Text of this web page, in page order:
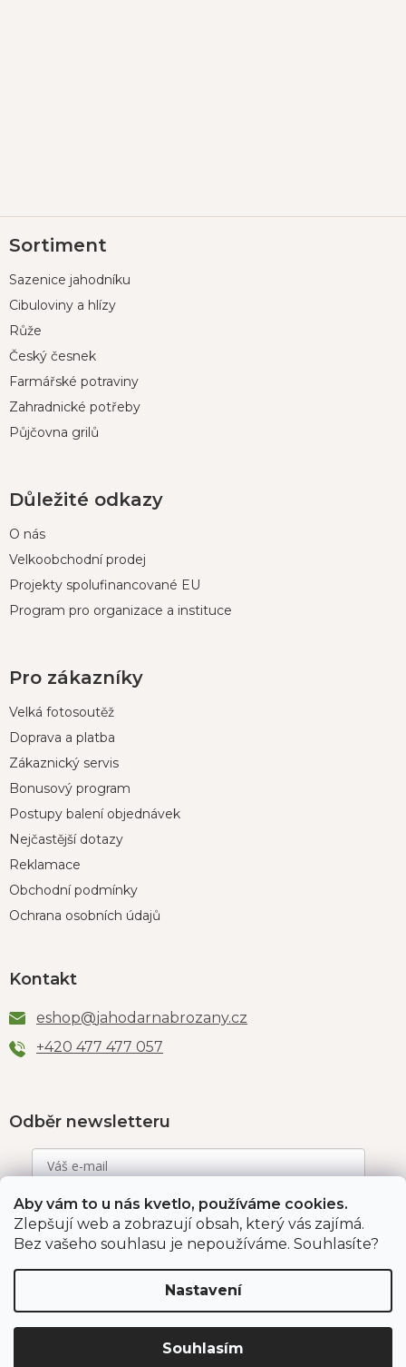
Aby vám to u nás kvetlo, používáme cookies.
Zlepšují web a zobrazují obsah, který vás zajímá.
Bez vašeho souhlasu je nepoužíváme. Souhlasíte?
Nastavení
Souhlasím
á
a
Sortiment
Sazenice jahodníku
Cibuloviny a hlízy
Růže
Český česnek
Farmářské potraviny
Zahradnické potřeby
Půjčovna grilů
Důležité odkazy
O nás
Velkoobchodní prodej
Projekty spolufinancované EU
Program pro organizace a instituce
Pro zákazníky
Velká fotosoutěž
Doprava a platba
Zákaznický servis
Bonusový program
Postupy balení objednávek
Nejčastější dotazy
Reklamace
Obchodní podmínky
Ochrana osobních údajů
Kontakt
eshop@jahodarnabrozany.cz
+420 477 477 057
Odběr newsletteru
Vložením e-mailu souhlasíte s podmínkamiochrany
osobních údajů.
Podmínky ochrany údajů